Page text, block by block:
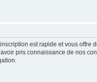
est rapide et vous
pris connaissance de nos